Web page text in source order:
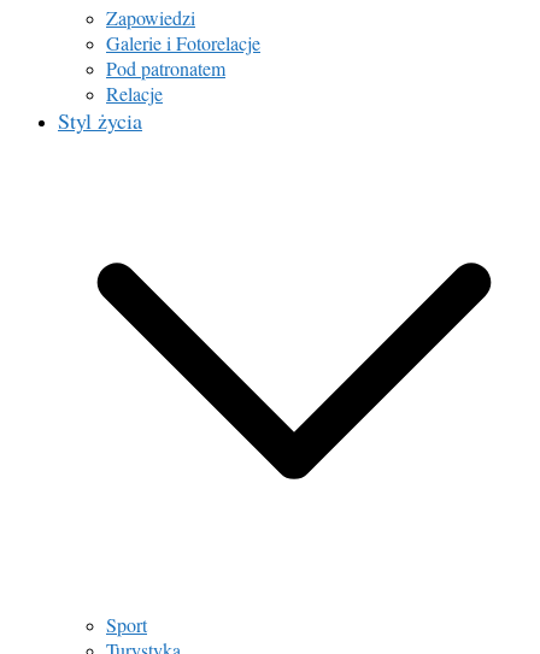
Zapowiedzi
Galerie i Fotorelacje
Pod patronatem
Relacje
Styl życia
Sport